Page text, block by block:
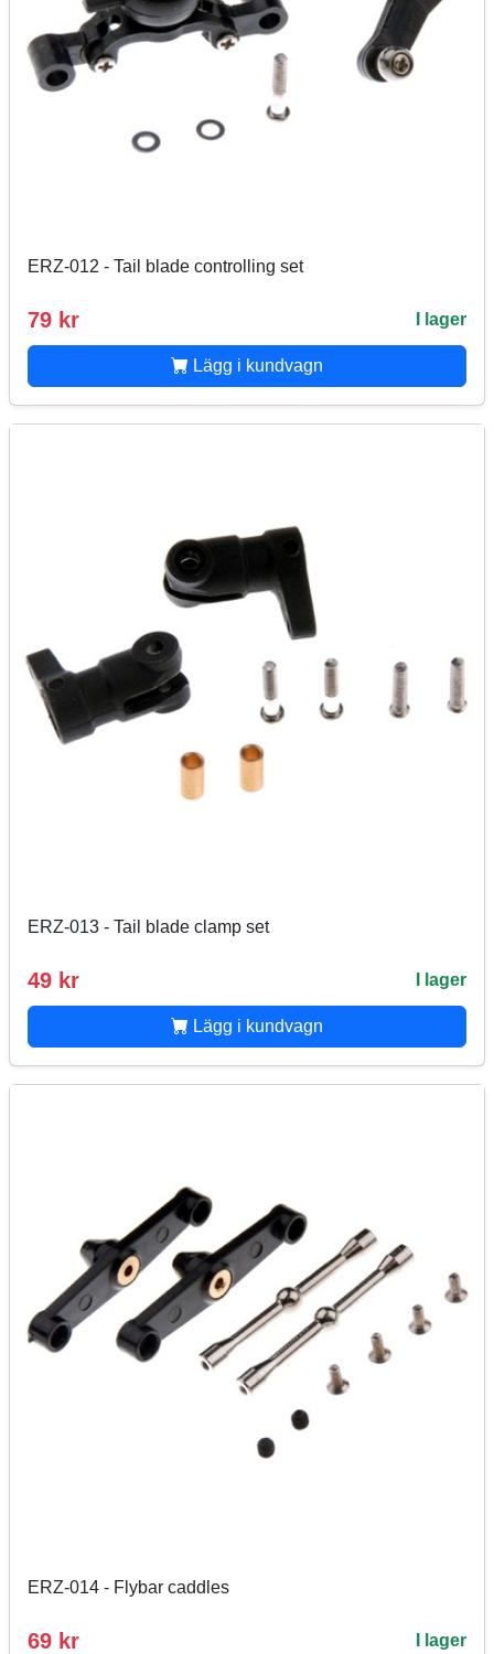
ERZ-012 - Tail blade controlling set
79 kr I lager
Lägg i kundvagn
ERZ-013 - Tail blade clamp set
49 kr I lager
Lägg i kundvagn
ERZ-014 - Flybar caddles
69 kr I lager